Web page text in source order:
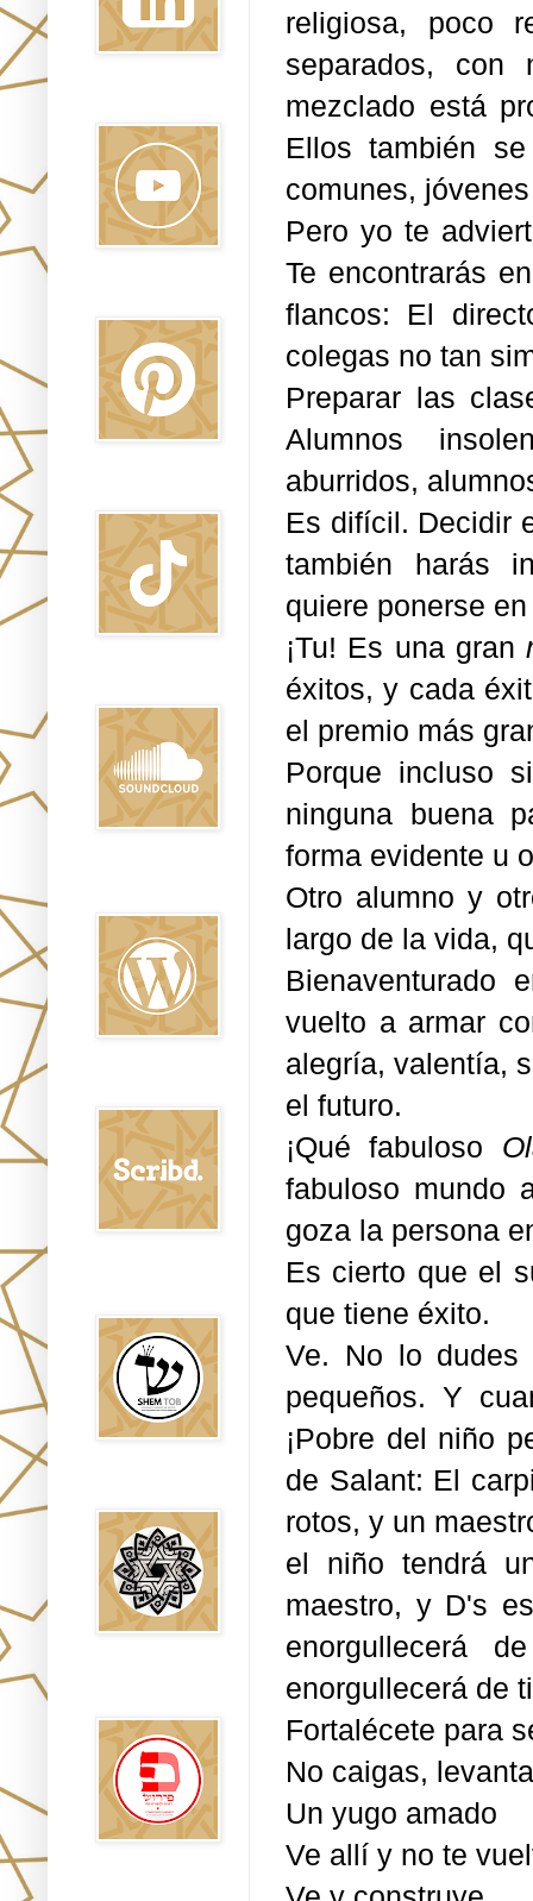
religiosa, poco
separados, con
mezclado está
Ellos también
comunes,
Pero yo te
Te encontrarás
flancos: El
colegas no tan
Preparar las
Alumnos
aburridos,
Es difícil. Decidir
también harás
quiere ponerse
¡Tu! Es una gran
éxitos, y cada
el premio más
Porque incluso
ninguna buena
forma evidente u
Otro alumno y
largo de la vida,
Bienaventurado
vuelto a armar
alegría, valentía,
el futuro.
¡Qué fabuloso
fabuloso mundo
goza la persona
Es cierto que el
que tiene éxito.
Ve. No lo dudes
pequeños. Y
¡Pobre del niño
de Salant: El
rotos, y un
el niño tendrá
maestro, y D's
enorgullecerá
enorgullecerá de
Fortalécete para
No caigas,
Un yugo amado
Ve allí y no te